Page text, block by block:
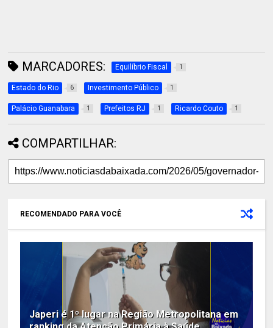
MARCADORES: Equilíbrio Fiscal 1
Estado do Rio 6 Investimento Público 1
Palácio Guanabara 1 Prefeitos RJ 1 Ricardo Couto 1
COMPARTILHAR:
RECOMENDADO PARA VOCÊ
Japeri é 1º lugar na Região Metropolitana em